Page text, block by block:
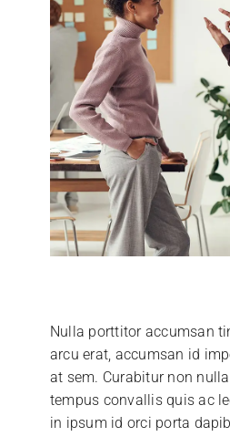
Nulla porttitor accumsan
arcu erat, accumsan id
at sem. Curabitur non
tempus convallis quis ac
in ipsum id orci porta